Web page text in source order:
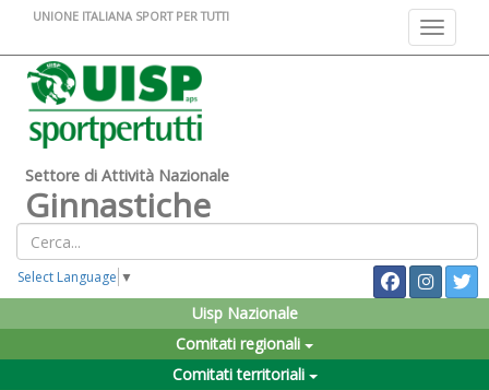
Toggle
UNIONE ITALIANA SPORT PER TUTTI
Settore di Attività Nazionale
Ginnastiche
Select Language ▼
Uisp Nazionale
Comitati regionali
Comitati territoriali